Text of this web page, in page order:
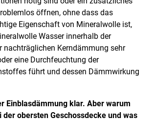
öffnen, ohne dass das
Eigenschaft von Mineralwolle ist,
Wasser innerhalb der
Kerndämmung sehr
eine Durchfeuchtung der
führt und dessen Dämmwirkung
Einblasdämmung klar. Aber warum
obersten Geschossdecke und was